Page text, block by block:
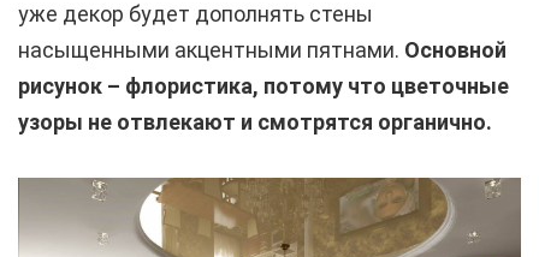
уже декор будет дополнять стены
насыщенными акцентными пятнами. Основной
рисунок – флористика, потому что цветочные
узоры не отвлекают и смотрятся органично.